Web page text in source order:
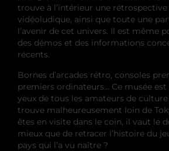
trouve à l’intérieur une
vidéoludique, ainsi que toute une
l’avenir de cet univers. Il est même
des démos et des informations
récents.
Bornes d’arcades rétro, consoles
premiers ordinateurs… Ce musée
yeux de tous les amateurs de
trouve malheureusement loin de
êtes en visite dans le coin, il vaut le
mieux que de retracer l’histoire du
pays qui l’a vu naître ?